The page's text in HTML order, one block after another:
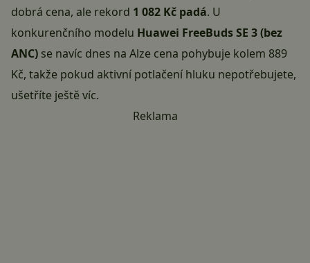
dobrá cena, ale rekord 1 082 Kč padá. U
konkurenčního modelu Huawei FreeBuds SE 3 (bez
ANC) se navíc dnes na Alze cena pohybuje kolem 889
Kč, takže pokud aktivní potlačení hluku nepotřebujete,
ušetříte ještě víc.
Reklama